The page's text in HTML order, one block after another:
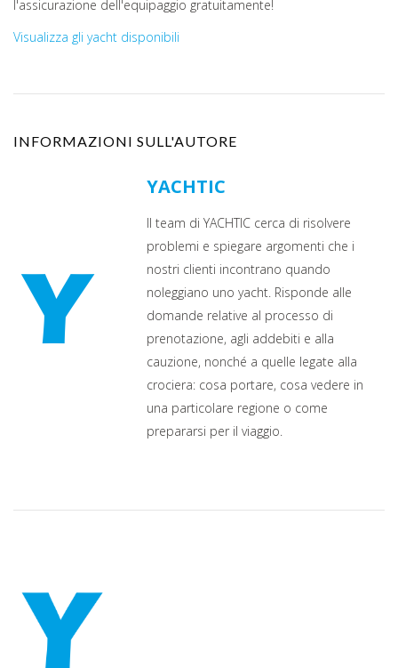
l'assicurazione dell'equipaggio gratuitamente!
Visualizza gli yacht disponibili
INFORMAZIONI SULL'AUTORE
YACHTIC
Il team di YACHTIC cerca di risolvere
problemi e spiegare argomenti che i
nostri clienti incontrano quando
noleggiano uno yacht. Risponde alle
domande relative al processo di
prenotazione, agli addebiti e alla
cauzione, nonché a quelle legate alla
crociera: cosa portare, cosa vedere in
una particolare regione o come
prepararsi per il viaggio.